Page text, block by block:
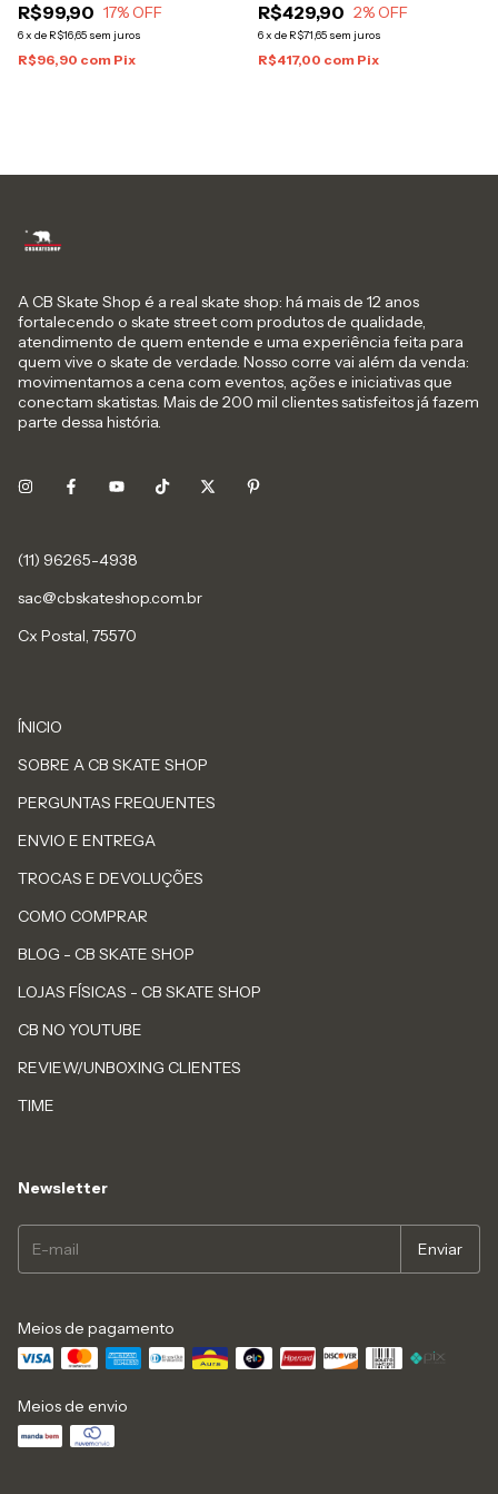
R$99,90 17% OFF
6x de R$16,65 sem juros
R$96,90 com Pix
R$429,90 2% OFF
6x de R$71,65 sem juros
R$417,00 com Pix
A CB Skate Shop é a real skate shop: há mais de 12 anos
fortalecendo o skate street com produtos de qualidade,
atendimento de quem entende e uma experiência feita para
quem vive o skate de verdade. Nosso corre vai além da venda:
movimentamos a cena com eventos, ações e iniciativas que
conectam skatistas. Mais de 200 mil clientes satisfeitos já fazem
parte dessa história.
sac@cbskateshop.com.br
Cx Postal, 75570
ÍNICIO
SOBRE A CB SKATE SHOP
PERGUNTAS FREQUENTES
ENVIO E ENTREGA
TROCAS E DEVOLUÇÕES
COMO COMPRAR
BLOG - CB SKATE SHOP
LOJAS FÍSICAS - CB SKATE SHOP
CB NO YOUTUBE
REVIEW/UNBOXING CLIENTES
TIME
Newsletter
Meios de pagamento
Meios de envio